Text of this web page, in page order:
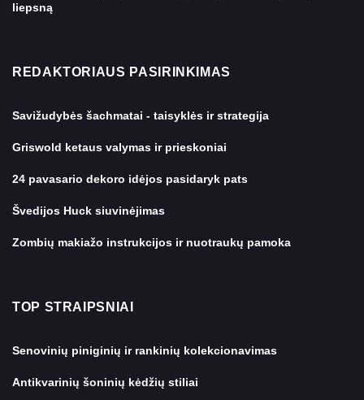
liepsną
REDAKTORIAUS PASIRINKIMAS
Savižudybės šachmatai - taisyklės ir strategija
Griswold ketaus valymas ir prieskoniai
24 pavasario dekoro idėjos pasidaryk pats
Švedijos Huck siuvinėjimas
Zombių makiažo instrukcijos ir nuotraukų pamoka
TOP STRAIPSNIAI
Senovinių piniginių ir rankinių kolekcionavimas
Antikvarinių šoninių kėdžių stiliai